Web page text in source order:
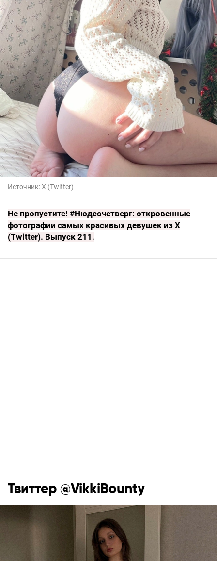
Источник:X (Twitter)
Не пропустите! #Нюдсочетверг: откровенные
фотографии самых красивых девушек из X
(Twitter). Выпуск 211 .
Твиттер @VikkiBounty